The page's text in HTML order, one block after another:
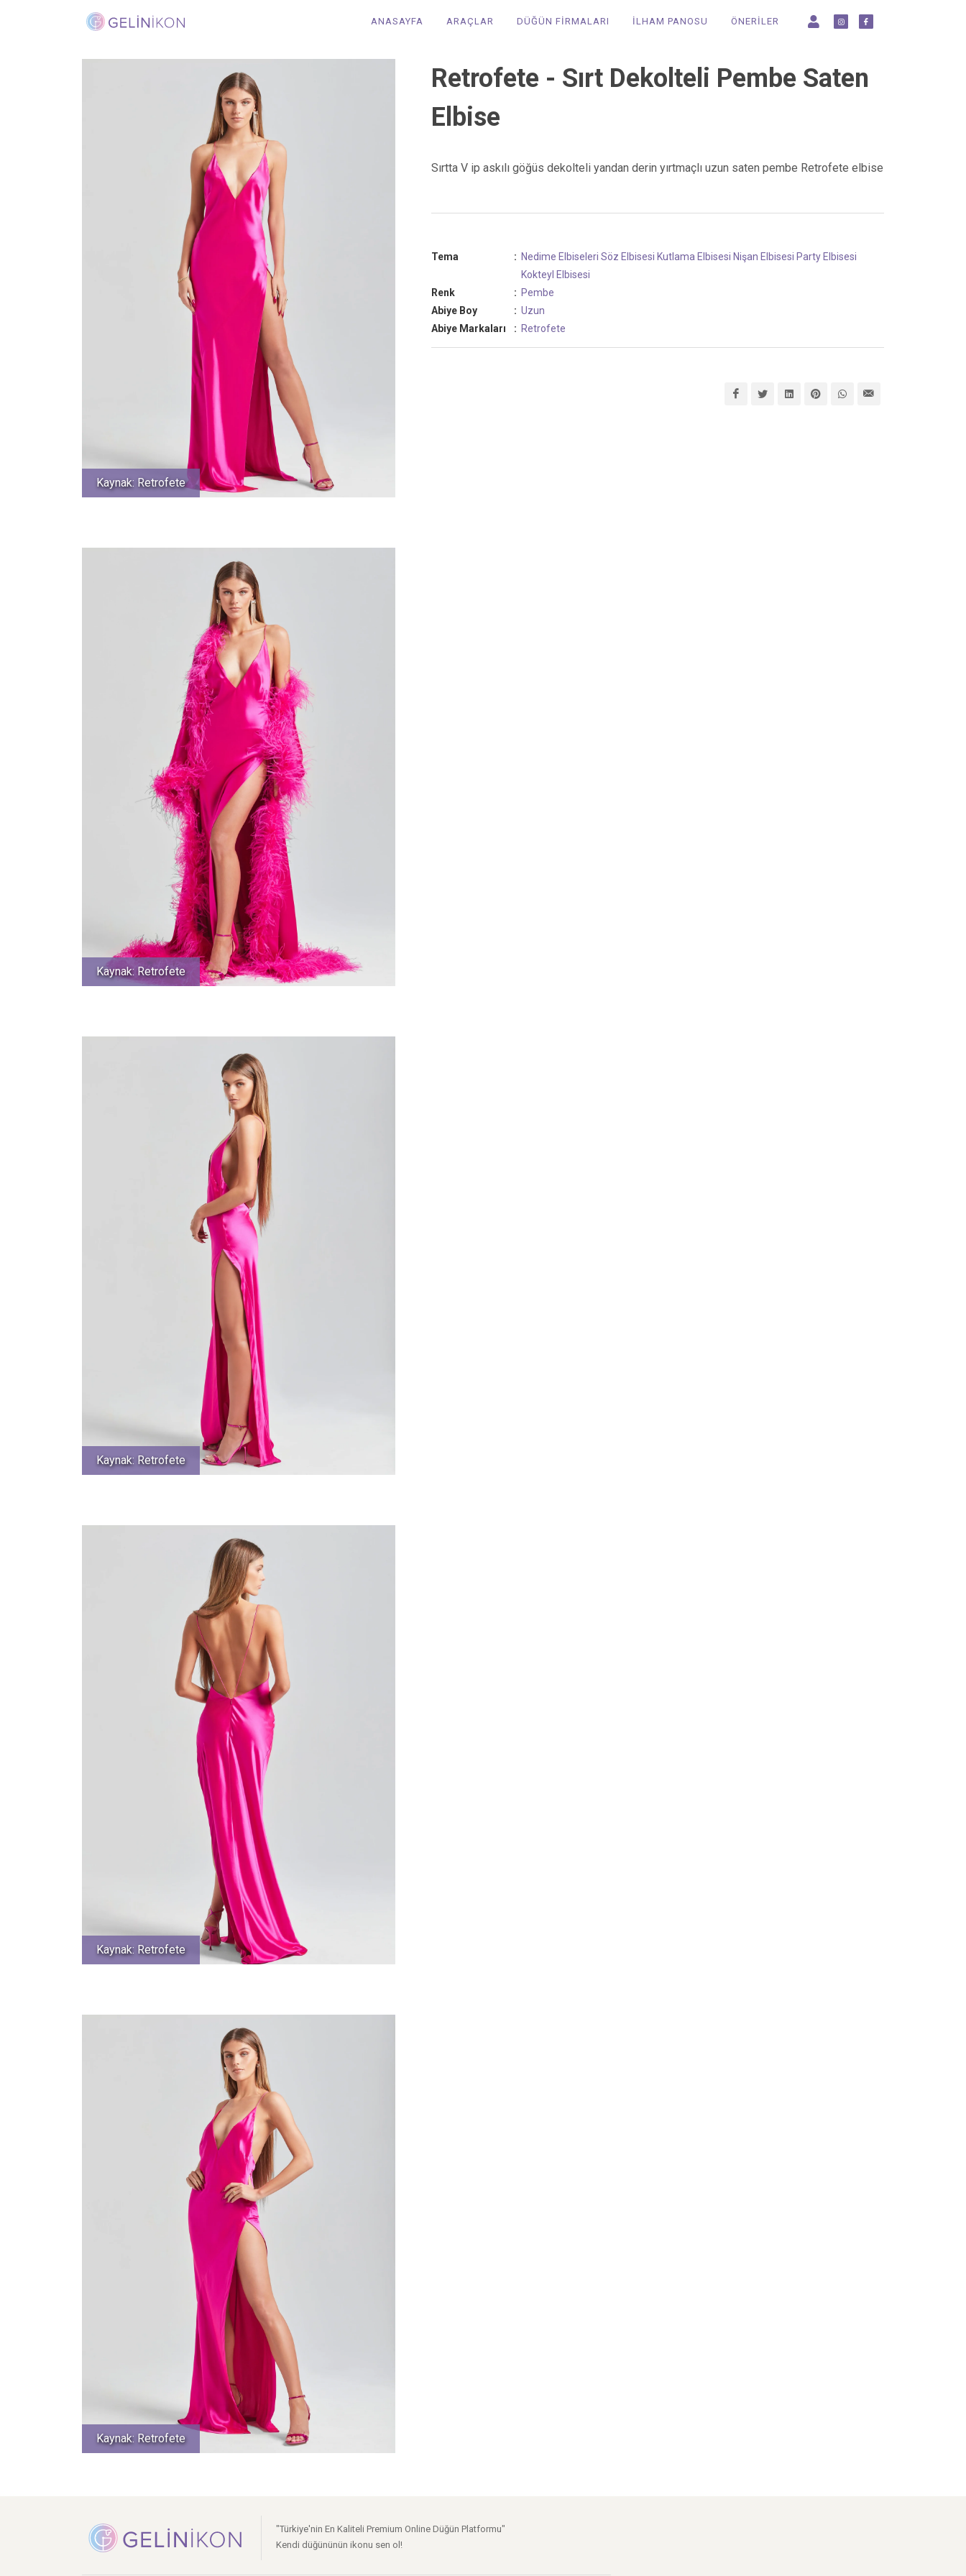
ANASAYFA ARAÇLAR DÜĞÜN FİRMALARI İLHAM PANOSU ÖNERİLER
Kaynak: Retrofete
Kaynak: Retrofete
Kaynak: Retrofete
Kaynak: Retrofete
Kaynak: Retrofete
Retrofete - Sırt Dekolteli Pembe Saten
Elbise
Sırtta V ip askılı göğüs dekolteli yandan derin yırtmaçlı uzun saten pembe Retrofete elbise
Tema : Nedime Elbiseleri Söz Elbisesi Kutlama Elbisesi Nişan Elbisesi Party Elbisesi
Kokteyl Elbisesi
Renk
: Pembe
Abiye Boy
: Uzun
Abiye Markaları
: Retrofete
"Türkiye'nin En Kaliteli Premium Online Düğün Platformu"
Kendi düğününün ikonu sen ol!